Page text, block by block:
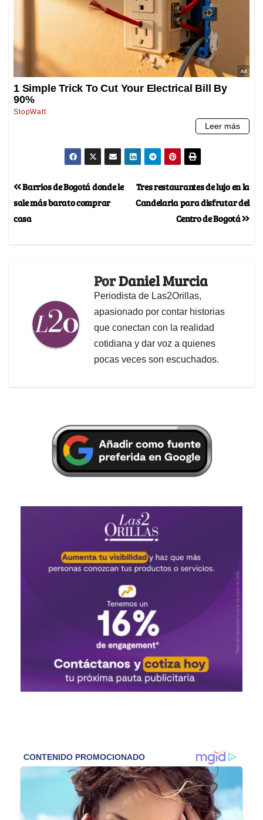
Tres restaurantes de lujo en la
Candelaria para disfrutar del
Centro de Bogotá
Barrios de Bogotá donde le
sale más barato comprar
casa
PorDaniel Murcia
Periodista de Las2Orillas,
apasionado por contar historias
que conectan con la realidad
cotidiana y dar voz a quienes
pocas veces son escuchados.